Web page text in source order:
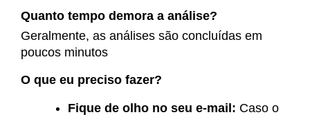
Quanto tempo demora a análise?
Geralmente, as análises são concluídas em
poucos minutos
O que eu preciso fazer?
Fique de olho no seu e-mail: Caso o